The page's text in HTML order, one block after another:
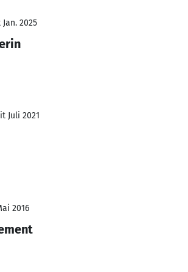
2025
Juli 2021
2016